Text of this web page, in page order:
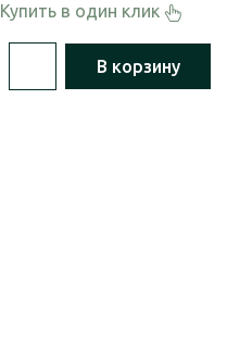
Купить в один клик
В корзину